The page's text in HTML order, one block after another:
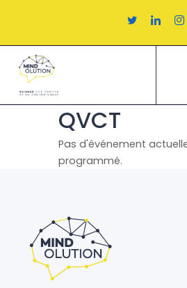
QVCT
Pas d'événement
programmé.